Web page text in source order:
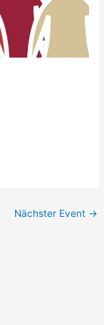
Nächster Event →